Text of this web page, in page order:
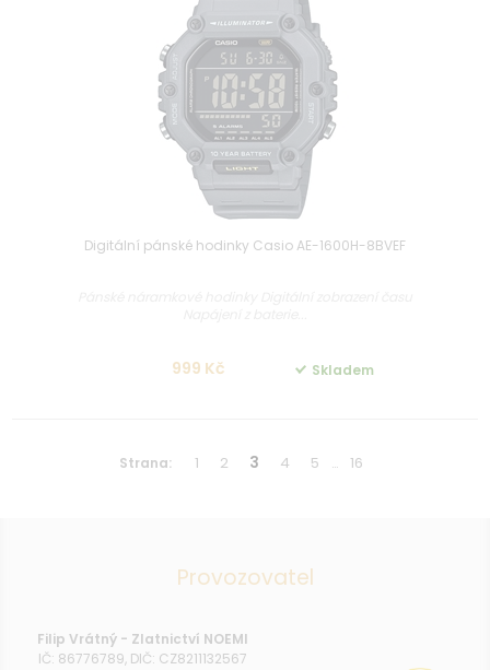
Digitální pánské hodinky Casio AE-1600H-8BVEF
999 Kč Skladem
Strana: 1 2 3 4 5 … 16
Provozovatel
Filip Vrátný - Zlatnictví NOEMI
IČ: 86776789, DIČ: CZ8211132567